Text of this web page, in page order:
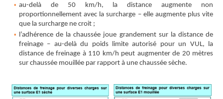
au-delà de 50 km/h, la distance augmente non
proportionnellement avec la surcharge – elle augmente plus vite
que la surcharge ne croit ;
l’adhérence de la chaussée joue grandement sur la distance de
freinage – au-delà du poids limite autorisé pour un VUL, la
distance de freinage à 110 km/h peut augmenter de 20 mètres
sur chaussée mouillée par rapport à une chaussée sèche.